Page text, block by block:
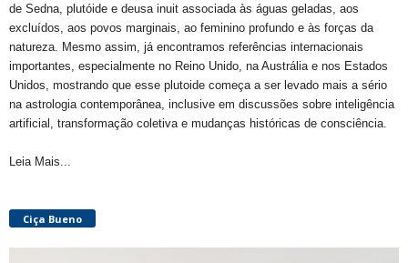
de Sedna, plutóide e deusa inuit associada às águas geladas, aos
excluídos, aos povos marginais, ao feminino profundo e às forças da
natureza. Mesmo assim, já encontramos referências internacionais
importantes, especialmente no Reino Unido, na Austrália e nos Estados
Unidos, mostrando que esse plutoide começa a ser levado mais a sério
na astrologia contemporânea, inclusive em discussões sobre inteligência
artificial, transformação coletiva e mudanças históricas de consciência.
Leia Mais...
Ciça Bueno